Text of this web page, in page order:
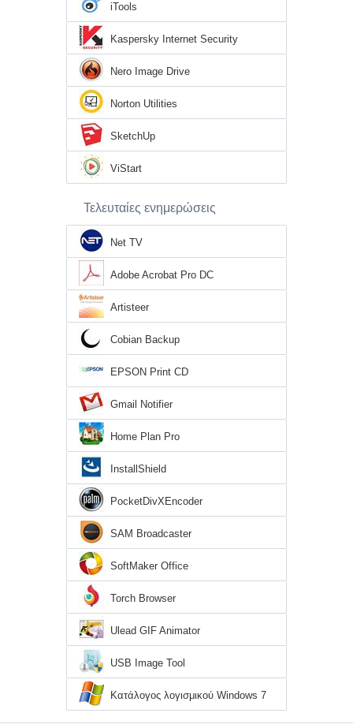
iTools
Kaspersky Internet Security
Nero Image Drive
Norton Utilities
SketchUp
ViStart
Τελευταίες ενημερώσεις
Net TV
Adobe Acrobat Pro DC
Artisteer
Cobian Backup
EPSON Print CD
Gmail Notifier
Home Plan Pro
InstallShield
PocketDivXEncoder
SAM Broadcaster
SoftMaker Office
Torch Browser
Ulead GIF Animator
USB Image Tool
Κατάλογος λογισμικού Windows 7